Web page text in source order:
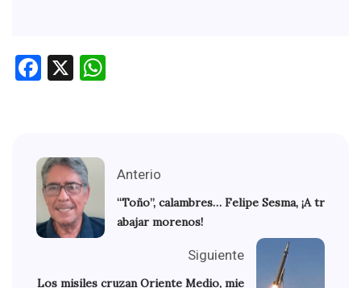
Facebook
X
Anterio
“Toño”, calambres… Felipe Sesma, ¡A tr
abajar morenos!
Siguiente
Los misiles cruzan Oriente Medio, mie